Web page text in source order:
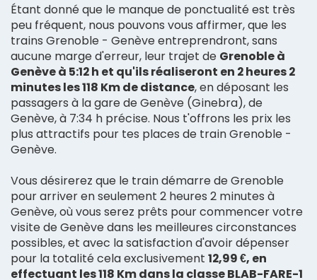
Étant donné que le manque de ponctualité est très
peu fréquent, nous pouvons vous affirmer, que les
trains Grenoble - Genève entreprendront, sans
aucune marge d'erreur, leur trajet de Grenoble à
Genève à 5:12 h et qu'ils réaliseront en 2 heures 2
minutes les 118 Km de distance, en déposant les
passagers à la gare de Genève (Ginebra), de
Genève, à 7:34 h précise. Nous t'offrons les prix les
plus attractifs pour tes places de train Grenoble -
Genève.
Vous désirerez que le train démarre de Grenoble
pour arriver en seulement 2 heures 2 minutes à
Genève, où vous serez prêts pour commencer votre
visite de Genève dans les meilleures circonstances
possibles, et avec la satisfaction d'avoir dépenser
pour la totalité cela exclusivement 12,99 €, en
effectuant les 118 Km dans la classe BLAB-FARE-1